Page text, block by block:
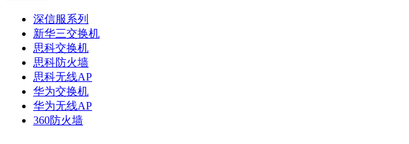
深信服系列
新华三交换机
思科交换机
思科防火墙
思科无线AP
华为交换机
华为无线AP
360防火墙